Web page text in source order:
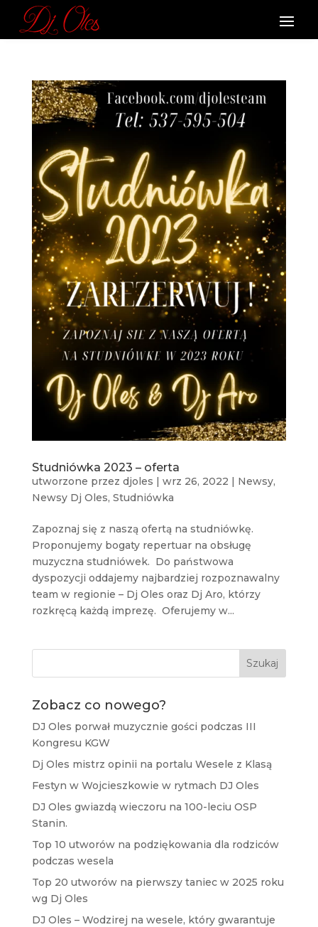
Studniówka 2023 – oferta
utworzone przez djoles | wrz 26, 2022 | Newsy,
Newsy Dj Oles, Studniówka
Zapoznaj się z naszą ofertą na studniówkę.
Proponujemy bogaty repertuar na obsługę
muzyczna studniówek. Do państwowa
dyspozycji oddajemy najbardziej rozpoznawalny
team w regionie – Dj Oles oraz Dj Aro, którzy
rozkręcą każdą imprezę. Oferujemy w...
Szukaj
Zobacz co nowego?
DJ Oles porwał muzycznie gości podczas III
Kongresu KGW
Dj Oles mistrz opinii na portalu Wesele z Klasą
Festyn w Wojcieszkowie w rytmach DJ Oles
DJ Oles gwiazdą wieczoru na 100-leciu OSP
Stanin.
Top 10 utworów na podziękowania dla rodziców
podczas wesela
Top 20 utworów na pierwszy taniec w 2025 roku
wg Dj Oles
DJ Oles – Wodzirej na wesele, który gwarantuje